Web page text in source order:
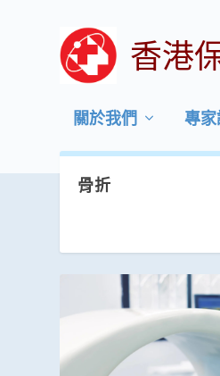
香港
關於我們 專
骨折